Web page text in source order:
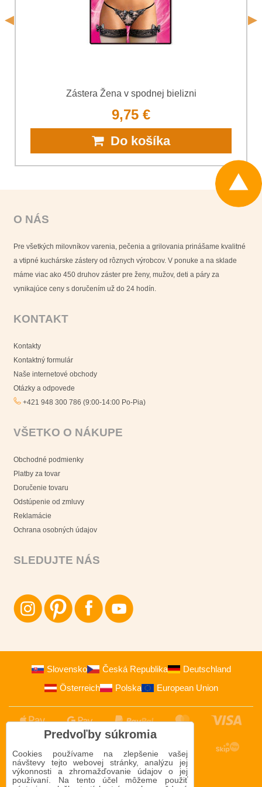
Zástera Žena v spodnej bielizni
9,75 €
Do košíka
O NÁS
Pre všetkých milovníkov varenia, pečenia a grilovania prinášame kvalitné
a vtipné kuchárske zástery od rôznych výrobcov. V ponuke a na sklade
máme viac ako 450 druhov záster pre ženy, mužov, deti a páry za
vynikajúce ceny s doručením už do 24 hodín.
KONTAKT
Kontakty
Kontaktný formulár
Naše internetové obchody
Otázky a odpovede
+421 948 300 786 (9:00-14:00 Po-Pia)
VŠETKO O NÁKUPE
Obchodné podmienky
Platby za tovar
Doručenie tovaru
Odstúpenie od zmluvy
Reklamácie
Ochrana osobných údajov
SLEDUJTE NÁS
Slovensko Česká Republika
Deutschland
Österreich
Polska European Union
Predvoľby súkromia
Cookies používame na zlepšenie vašej
návštevy tejto webovej stránky, analýzu jej
výkonnosti a zhromažďovanie údajov o jej
používaní. Na tento účel môžeme použiť